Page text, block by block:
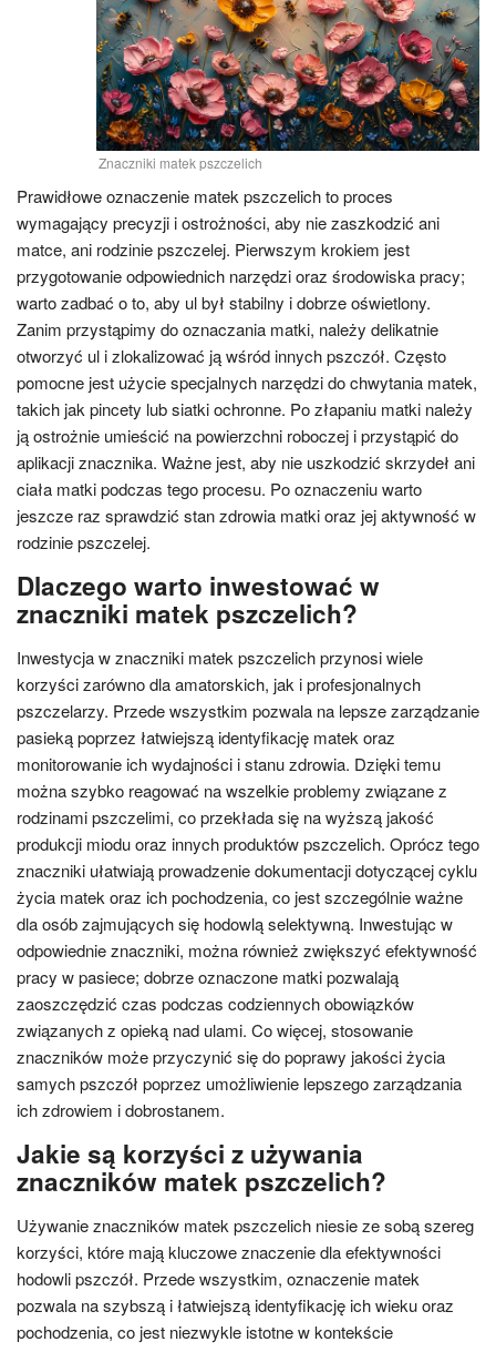
Znaczniki matek pszczelich
Prawidłowe oznaczenie matek pszczelich to proces
wymagający precyzji i ostrożności, aby nie zaszkodzić ani
matce, ani rodzinie pszczelej. Pierwszym krokiem jest
przygotowanie odpowiednich narzędzi oraz środowiska pracy;
warto zadbać o to, aby ul był stabilny i dobrze oświetlony.
Zanim przystąpimy do oznaczania matki, należy delikatnie
otworzyć ul i zlokalizować ją wśród innych pszczół. Często
pomocne jest użycie specjalnych narzędzi do chwytania matek,
takich jak pincety lub siatki ochronne. Po złapaniu matki należy
ją ostrożnie umieścić na powierzchni roboczej i przystąpić do
aplikacji znacznika. Ważne jest, aby nie uszkodzić skrzydeł ani
ciała matki podczas tego procesu. Po oznaczeniu warto
jeszcze raz sprawdzić stan zdrowia matki oraz jej aktywność w
rodzinie pszczelej.
Dlaczego warto inwestować w
znaczniki matek pszczelich?
Inwestycja w znaczniki matek pszczelich przynosi wiele
korzyści zarówno dla amatorskich, jak i profesjonalnych
pszczelarzy. Przede wszystkim pozwala na lepsze zarządzanie
pasieką poprzez łatwiejszą identyfikację matek oraz
monitorowanie ich wydajności i stanu zdrowia. Dzięki temu
można szybko reagować na wszelkie problemy związane z
rodzinami pszczelimi, co przekłada się na wyższą jakość
produkcji miodu oraz innych produktów pszczelich. Oprócz tego
znaczniki ułatwiają prowadzenie dokumentacji dotyczącej cyklu
życia matek oraz ich pochodzenia, co jest szczególnie ważne
dla osób zajmujących się hodowlą selektywną. Inwestując w
odpowiednie znaczniki, można również zwiększyć efektywność
pracy w pasiece; dobrze oznaczone matki pozwalają
zaoszczędzić czas podczas codziennych obowiązków
związanych z opieką nad ulami. Co więcej, stosowanie
znaczników może przyczynić się do poprawy jakości życia
samych pszczół poprzez umożliwienie lepszego zarządzania
ich zdrowiem i dobrostanem.
Jakie są korzyści z używania
znaczników matek pszczelich?
Używanie znaczników matek pszczelich niesie ze sobą szereg
korzyści, które mają kluczowe znaczenie dla efektywności
hodowli pszczół. Przede wszystkim, oznaczenie matek
pozwala na szybszą i łatwiejszą identyfikację ich wieku oraz
pochodzenia, co jest niezwykle istotne w kontekście